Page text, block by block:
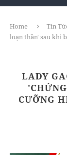
Home Tin
loạn thần' sau khi
LADY
CƯỠNG